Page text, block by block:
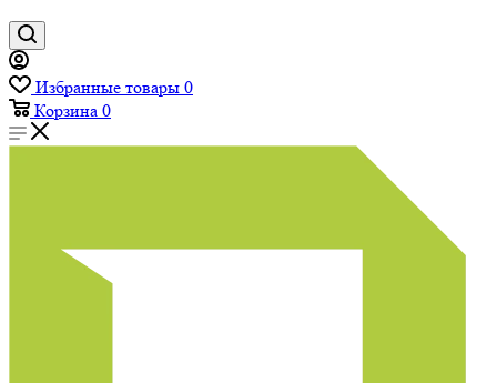
Избранные товары 0
Корзина 0